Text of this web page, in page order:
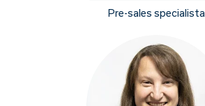
Pre-sales specialista